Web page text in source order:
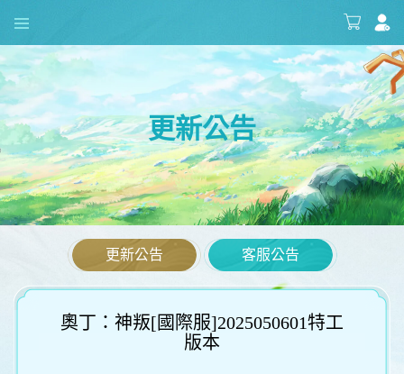
更新公告
更新公告 客服公告
奧丁：神叛[國際服]2025050601特工
版本